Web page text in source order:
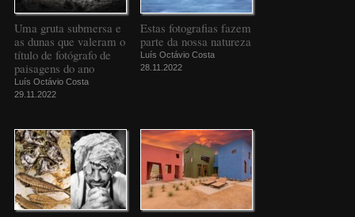
Uma gruta submersa e
as dunas que valeram o
título de fotógrafo de
paisagens do ano
Luís Octávio Costa
29.11.2022
Estas fotografias fazem
parte da nossa natureza
Luís Octávio Costa
28.11.2022